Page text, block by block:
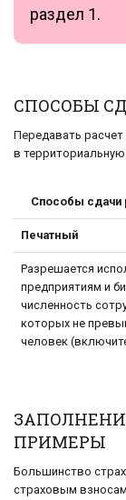
раздел 1.
СПОСОБЫ
Передавать
в
Способы сдачи
Печатный
Разрешается
предприятиям и
численность
которых не
человек
ПРИМЕРЫ
Большинство
страховым